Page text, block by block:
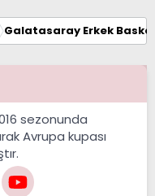
Galatasaray Erkek
sezonunda
Avrupa kupası